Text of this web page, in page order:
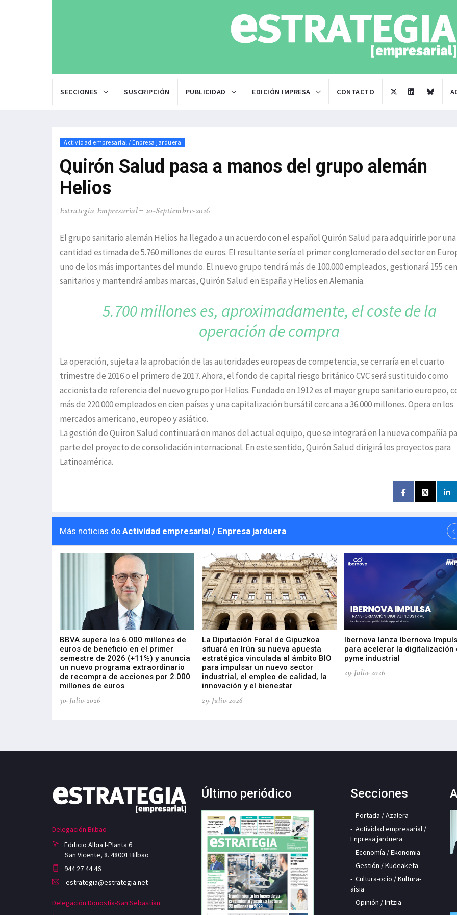
SECCIONES SUSCRIPCIÓN PUBLICIDAD EDICIÓN IMPRESA CONTACTO
Actividad empresarial / Enpresa jarduera
Quirón Salud pasa a manos del grupo alemán
Helios
Estrategia Empresarial 20-Septiembre-2016
El grupo sanitario alemán Helios ha llegado a un acuerdo con el español Quirón Salud para adquirirle por una
cantidad estimada de 5.760 millones de euros. El resultante sería el primer conglomerado del sector en
uno de los más importantes del mundo. El nuevo grupo tendrá más de 100.000 empleados, gestionará 155
sanitarios y mantendrá ambas marcas, Quirón Salud en España y Helios en Alemania.
5.700 millones es, aproximadamente, el coste de la
operación de compra
La operación, sujeta a la aprobación de las autoridades europeas de competencia, se cerraría en el cuarto
trimestre de 2016 o el primero de 2017. Ahora, el fondo de capital riesgo británico CVC será sustituido como
accionista de referencia del nuevo grupo por Helios. Fundado en 1912 es el mayor grupo sanitario europeo,
más de 220.000 empleados en cien países y una capitalización bursátil cercana a 36.000 millones. Opera en los
mercados americano, europeo y asiático.
La gestión de Quiron Salud continuará en manos del actual equipo, que se integrará en la nueva compañía
parte del proyecto de consolidación internacional. En este sentido, Quirón Salud dirigirá los proyectos para
Latinoamérica.
Más noticias de Actividad empresarial / Enpresa jarduera
BBVA supera los 6.000 millones de
euros de beneficio en el primer
semestre de 2026 (+11%) y anuncia
un nuevo programa extraordinario
de recompra de acciones por 2.000
millones de euros
30-Julio-2026
La Diputación Foral de Gipuzkoa
situará en Irún su nueva apuesta
estratégica vinculada al ámbito BIO
para impulsar un nuevo sector
industrial, el empleo de calidad, la
innovación y el bienestar
29-Julio-2026
Ibernova lanza Ibernova
para acelerar la digitalización
pyme industrial
29-Julio-2026
Delegación Bilbao
Edificio Albia I-Planta 6
San Vicente, 8. 48001 Bilbao
944 27 44 46
estrategia@estrategia.net
Delegación Donostia-San Sebastian
Último periódico Secciones
Portada / Azalera
Actividad empresarial /
Enpresa jarduera
Economía / Ekonomia
Gestión / Kudeaketa
Cultura-ocio / Kultura-
aisia
Opinión / Iritzia